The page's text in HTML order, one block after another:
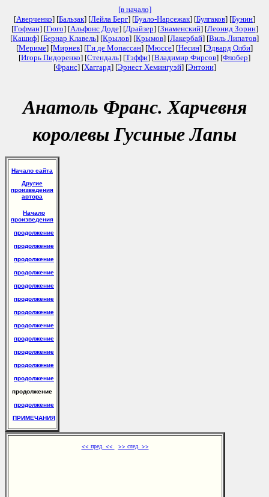
[в начало]
[Аверченко] [Бальзак] [Лейла Берг] [Буало-Нарсежак] [Булгаков] [Бунин]
[Гофман] [Гюго] [Альфонс Доде] [Драйзер] [Знаменский] [Леонид Зорин]
[Кашиф] [Бернар Клавель] [Крылов] [Крымов] [Лакербай] [Виль Липатов]
[Мериме] [Мирнев] [Ги де Мопассан] [Мюссе] [Несин] [Эдвард Олби]
[Игорь Пидоренко] [Стендаль] [Тэффи] [Владимир Фирсов] [Флобер]
[Франс] [Хаггард] [Эрнест Хемингуэй] [Энтони]
Анатоль Франс. Харчевня
королевы Гусиные Лапы
Начало сайта
Другие
произведения
автора
Начало
произведения
продолжение
продолжение
продолжение
продолжение
продолжение
продолжение
продолжение
продолжение
продолжение
продолжение
продолжение
продолжение
продолжение
продолжение
ПРИМЕЧАНИЯ
<< пред. << >> след. >>